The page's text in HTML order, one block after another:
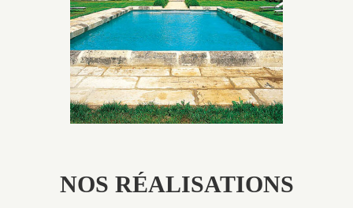
patine naturelle ou créer un ornement de pierres de
taille.
NOS RÉALISATIONS